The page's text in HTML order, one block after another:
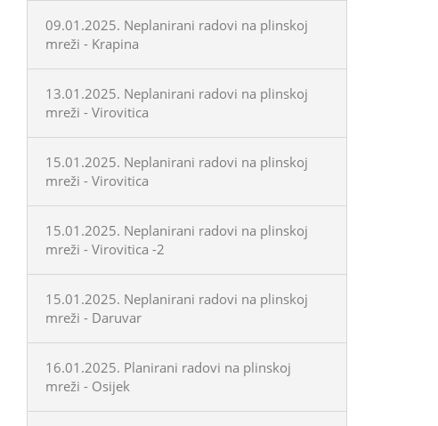
09.01.2025. Neplanirani radovi na plinskoj
mreži - Krapina
13.01.2025. Neplanirani radovi na plinskoj
mreži - Virovitica
15.01.2025. Neplanirani radovi na plinskoj
mreži - Virovitica
15.01.2025. Neplanirani radovi na plinskoj
mreži - Virovitica -2
15.01.2025. Neplanirani radovi na plinskoj
mreži - Daruvar
16.01.2025. Planirani radovi na plinskoj
mreži - Osijek